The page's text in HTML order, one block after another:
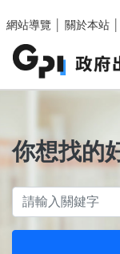
網站導覽
關於本站
你想找的